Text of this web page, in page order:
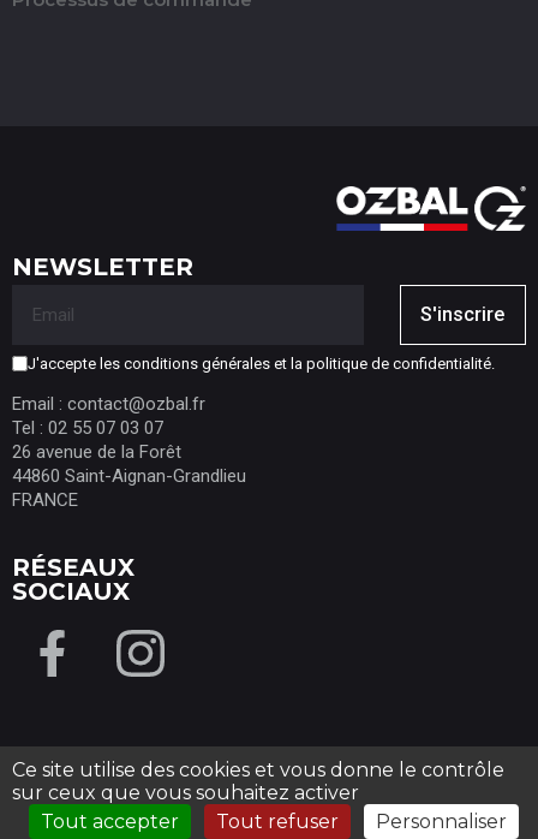
NEWSLETTER
S'inscrire
J'accepte les conditions générales et la politique de confidentialité.
Email : contact@ozbal.fr
Tel : 02 55 07 03 07
26 avenue de la Forêt
44860 Saint-Aignan-Grandlieu
FRANCE
RÉSEAUX
SOCIAUX
Tous droits réservés OZBAL-Mentions légales
générales de ventes
8.2/10
Ce site utilise des cookies et vous donne le contrôle
sur ceux que vous souhaitez activer
Tout accepter
Tout refuser Personnaliser